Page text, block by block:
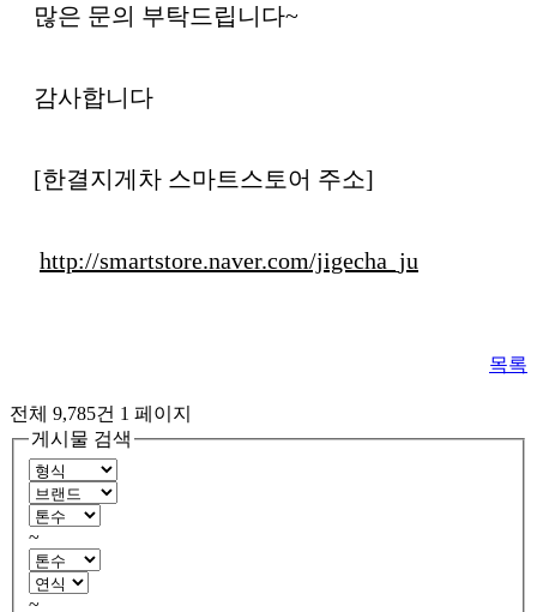
많은 문의 부탁드립니다~
감사합니다
[한결지게차 스마트스토어 주소]
http://smartstore.naver.com/jigecha_ju
목록
전체 9,785건 1 페이지
게시물 검색
~
~